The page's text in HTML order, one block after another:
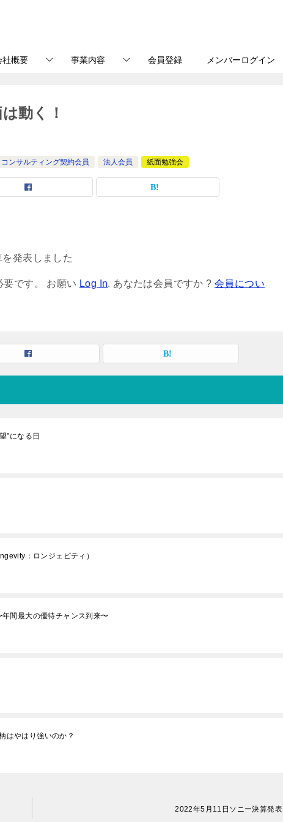
社概要 事業内容 会員登録 メンバーログイン
動く！
コンサルティング契約会員 法人会員 紙面勉強会
発表しました
要です。 お願い Log In. あなたは会員ですか ?会員につい
”になる日
：ロンジェビティ）
間最大の優待チャンス到来〜
はやはり強いのか？
2022年5月11日ソニー決算発表